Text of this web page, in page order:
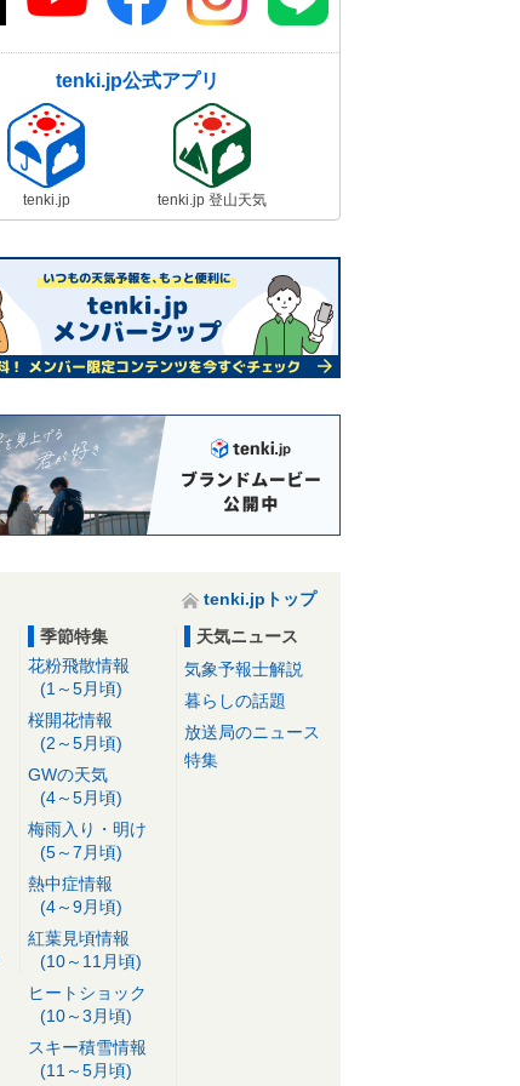
tenki.jp公式アプリ
tenki.jp tenki.jp 登山天気
tenki.jpトップ
季節特集
花粉飛散情報
(1～5月頃)
桜開花情報
(2～5月頃)
GWの天気
(4～5月頃)
梅雨入り・明け
(5～7月頃)
熱中症情報
(4～9月頃)
紅葉見頃情報
(10～11月頃)
ヒートショック
(10～3月頃)
スキー積雪情報
(11～5月頃)
天気ニュース
気象予報士解説
暮らしの話題
放送局のニュース
特集